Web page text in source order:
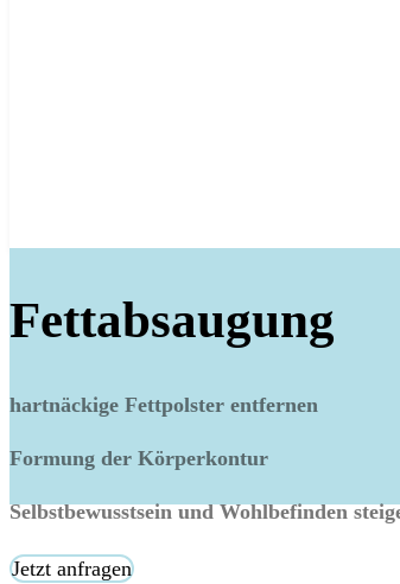
Fettabsaugung
hartnäckige Fettpolster entfernen
Formung der Körperkontur
Selbstbewusstsein und Wohlbefinden
Jetzt anfragen